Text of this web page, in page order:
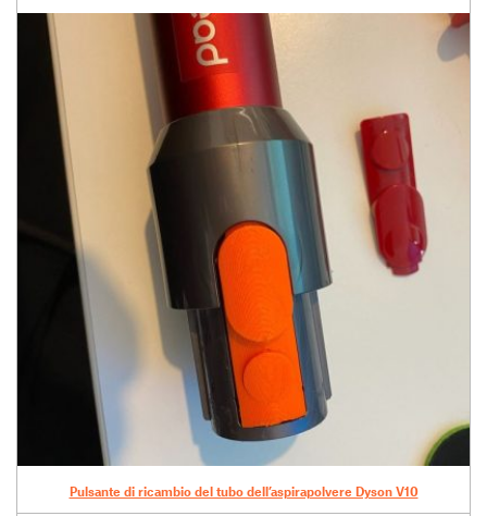
Pulsante di ricambio del tubo dell’aspirapolvere Dyson V10